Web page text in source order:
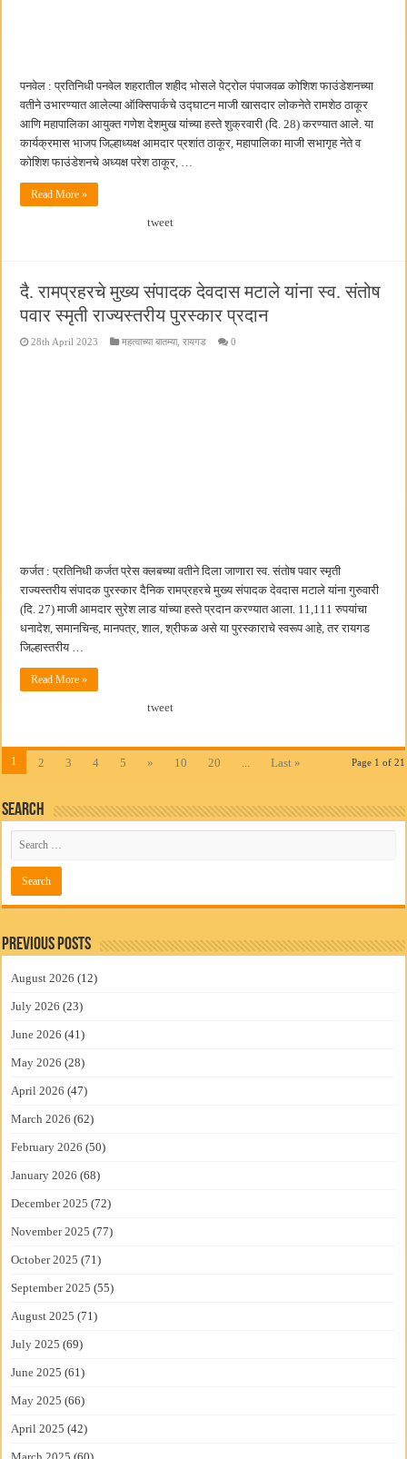
पनवेल : प्रतिनिधी पनवेल शहरातील शहीद भोसले पेट्रोल पंपाजवळ कोशिश फाउंडेशनच्या
वतीने उभारण्यात आलेल्या ऑक्सिपार्कचे उद्घाटन माजी खासदार लोकनेते रामशेठ ठाकूर
आणि महापालिका आयुक्त गणेश देशमुख यांच्या हस्ते शुक्रवारी (दि. 28) करण्यात आले. या
कार्यक्रमास भाजप जिल्हाध्यक्ष आमदार प्रशांत ठाकूर, महापालिका माजी सभागृह नेते व
कोशिश फाउंडेशनचे अध्यक्ष परेश ठाकूर, …
Read More »
tweet
दै. रामप्रहरचे मुख्य संपादक देवदास मटाले यांना स्व. संतोष
पवार स्मृती राज्यस्तरीय पुरस्कार प्रदान
28th April 2023 महत्वाच्या बातम्या,रायगड 0
कर्जत : प्रतिनिधी कर्जत प्रेस क्लबच्या वतीने दिला जाणारा स्व. संतोष पवार स्मृती
राज्यस्तरीय संपादक पुरस्कार दैनिक रामप्रहरचे मुख्य संपादक देवदास मटाले यांना गुरुवारी
(दि. 27) माजी आमदार सुरेश लाड यांच्या हस्ते प्रदान करण्यात आला. 11,111 रुपयांचा
धनादेश, समानचिन्ह, मानपत्र, शाल, श्रीफळ असे या पुरस्काराचे स्वरूप आहे, तर रायगड
जिल्हास्तरीय …
Read More »
tweet
Page 1 of 21
1 2 3 4 5 » 10 20 ... Last »
Search
Previous Posts
August 2026 (12)
July 2026 (23)
June 2026 (41)
May 2026 (28)
April 2026 (47)
March 2026 (62)
February 2026 (50)
January 2026 (68)
December 2025 (72)
November 2025 (77)
October 2025 (71)
September 2025 (55)
August 2025 (71)
July 2025 (69)
June 2025 (61)
May 2025 (66)
April 2025 (42)